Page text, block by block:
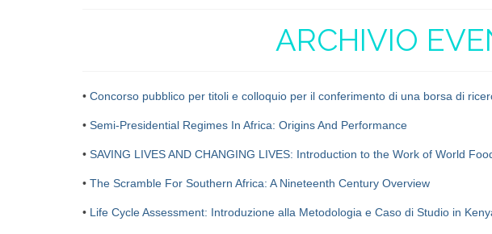
ARCHIVIO
• Concorso pubblico per titoli e colloquio per il conferimento di una borsa di
• Semi-Presidential Regimes In Africa: Origins And Performance
• SAVING LIVES AND CHANGING LIVES: Introduction to the Work of World
• The Scramble For Southern Africa: A Nineteenth Century Overview
• Life Cycle Assessment: Introduzione alla Metodologia e Caso di Studio in